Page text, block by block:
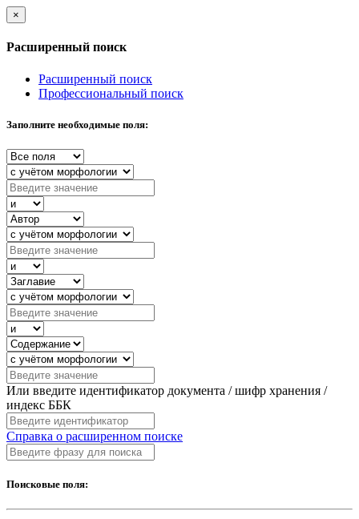
×
Расширенный поиск
Расширенный поиск
Профессиональный поиск
Заполните необходимые поля:
Или введите идентификатор документа / шифр хранения /
индекс ББК
Справка о расширенном поиске
Поисковые поля: